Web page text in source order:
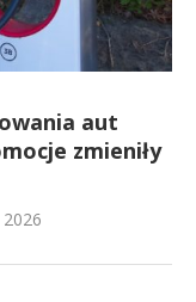
aut
zmieniły